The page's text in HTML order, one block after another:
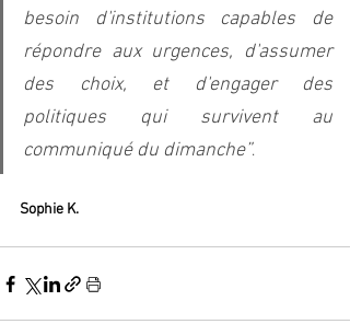
besoin d'institutions capables de
répondre aux urgences, d'assumer
des choix, et d'engager des
politiques qui survivent au
communiqué du dimanche”.
Sophie K.